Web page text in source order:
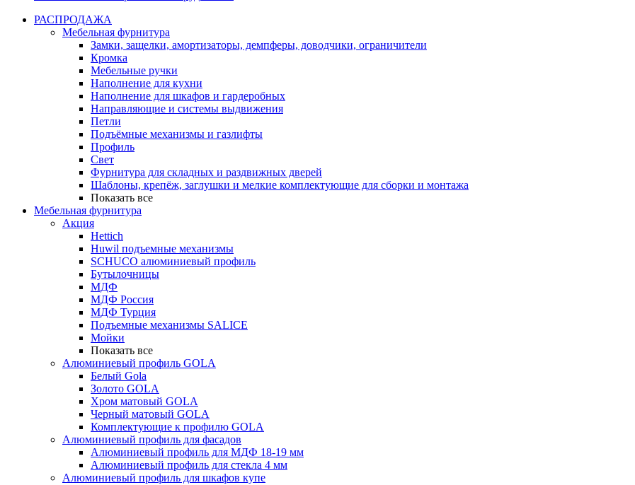
РАСПРОДАЖА
Мебельная фурнитура
Замки, защелки, амортизаторы, демпферы, доводчики, ограничители
Кромка
Мебельные ручки
Наполнение для кухни
Наполнение для шкафов и гардеробных
Направляющие и системы выдвижения
Петли
Подъёмные механизмы и газлифты
Профиль
Свет
Фурнитура для складных и раздвижных дверей
Шаблоны, крепёж, заглушки и мелкие комплектующие для сборки и монтажа
Показать все
Мебельная фурнитура
Акция
Hettich
Huwil подъемные механизмы
SCHUCO алюминиевый профиль
Бутылочницы
МДФ
МДФ Россия
МДФ Турция
Подъемные механизмы SALICE
Мойки
Показать все
Алюминиевый профиль GOLA
Белый Gola
Золото GOLA
Хром матовый GOLA
Черный матовый GOLA
Комплектующие к профилю GOLA
Алюминиевый профиль для фасадов
Алюминиевый профиль для МДФ 18-19 мм
Алюминиевый профиль для стекла 4 мм
Алюминиевый профиль для шкафов купе